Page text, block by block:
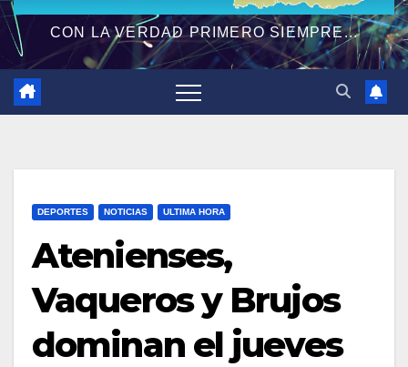
CON LA VERDAD PRIMERO SIEMPRE...
DEPORTES NOTICIAS ULTIMA HORA
Atenienses,
Vaqueros y Brujos
dominan el jueves